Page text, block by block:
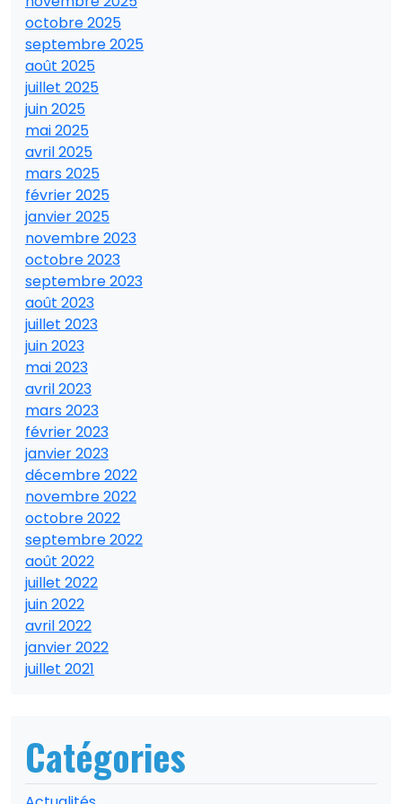
octobre 2025
septembre 2025
août 2025
juillet 2025
juin 2025
mai 2025
avril 2025
mars 2025
février 2025
janvier 2025
novembre 2023
octobre 2023
septembre 2023
août 2023
juillet 2023
juin 2023
mai 2023
avril 2023
mars 2023
février 2023
janvier 2023
décembre 2022
novembre 2022
octobre 2022
septembre 2022
août 2022
juillet 2022
juin 2022
avril 2022
janvier 2022
juillet 2021
Catégories